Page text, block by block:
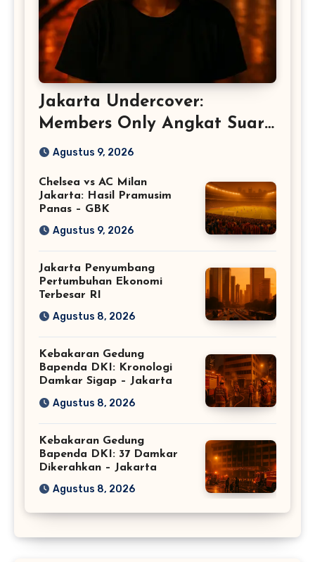
Jakarta Undercover:
Members Only Angkat Suara
Perempuan
Agustus 9, 2026
Chelsea vs AC Milan
Jakarta: Hasil Pramusim
Panas – GBK
Agustus 9, 2026
Jakarta Penyumbang
Pertumbuhan Ekonomi
Terbesar RI
Agustus 8, 2026
Kebakaran Gedung
Bapenda DKI: Kronologi
Damkar Sigap – Jakarta
Agustus 8, 2026
Kebakaran Gedung
Bapenda DKI: 37 Damkar
Dikerahkan – Jakarta
Agustus 8, 2026